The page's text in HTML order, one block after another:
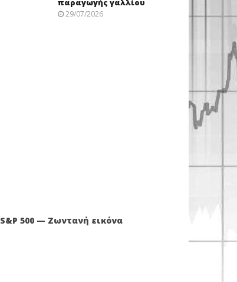
παραγωγής γαλλίου
29/07/2026
S&P 500 — Ζωντανή εικόνα